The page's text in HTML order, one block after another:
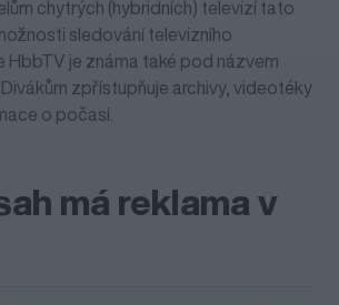
chytrých (hybridních) televizí tato
sledování televizního
HbbTV je známa také pod názvem
zpřístupňuje archivy, videotéky
o počasí.
má reklama v